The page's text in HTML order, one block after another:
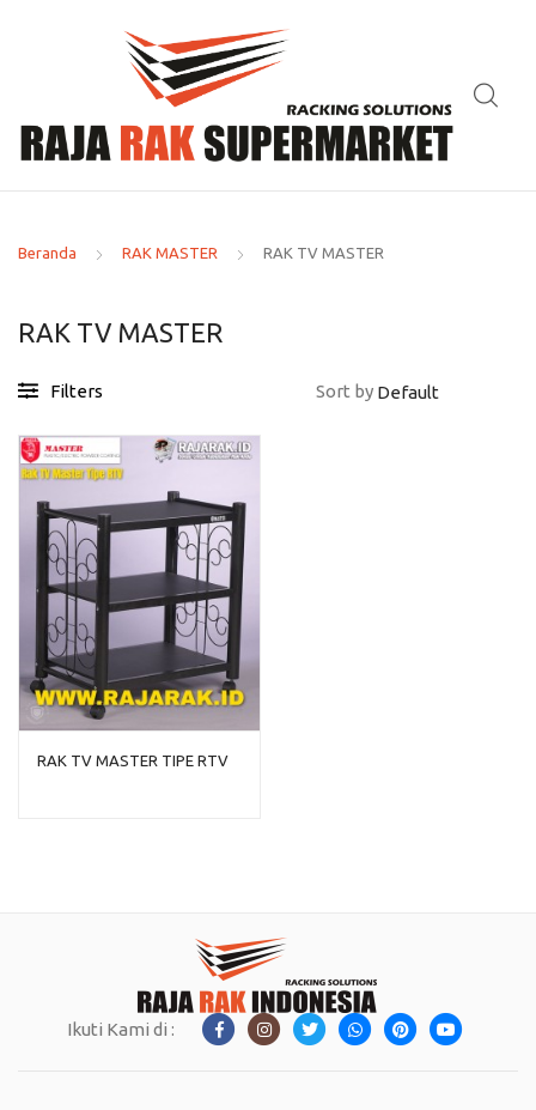
Beranda RAK MASTER RAK TV MASTER
RAK TV MASTER
Filters Sort by
RAK TV MASTER TIPE RTV
Ikuti Kami di :